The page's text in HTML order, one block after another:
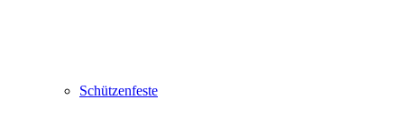
Schützenfeste